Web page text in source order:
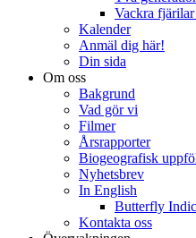
Vackra
Kalender
Anmäl dig här!
Din sida
Om oss
Bakgrund
Vad gör vi
Filmer
Årsrapporter
Biogeografisk
Nyhetsbrev
In English
Butterfly
Kontakta oss